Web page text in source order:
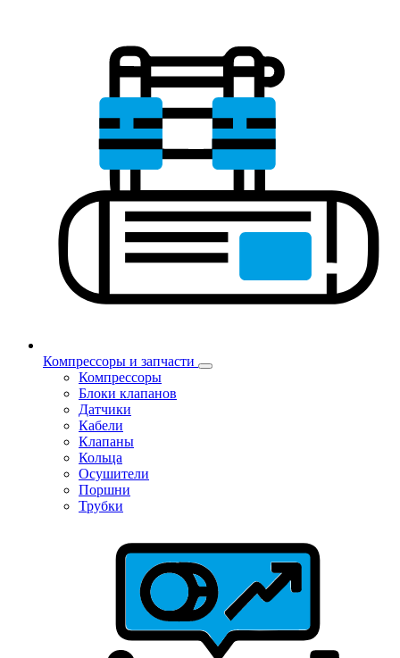
Компрессоры и запчасти
Компрессоры
Блоки клапанов
Датчики
Кабели
Клапаны
Кольца
Осушители
Поршни
Трубки